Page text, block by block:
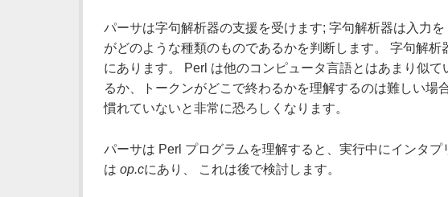
パーサは字句解析器の支援を受けます; 字句解析器は入力
がどのような種類のものであるかを判断します。 字句解析
にあります。 Perl は他のコンピュータ言語とはあまり似
るか、トークンがどこで終わるかを理解するのは難しい
慣れていないと非常に恐ろしくなります。
パーサは Perl プログラムを理解すると、実行中にインタ
は op.cにあり、 これは後で検討します。